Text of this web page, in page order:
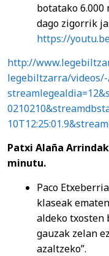
botatako
dago zigorrik
https://
http://
legebiltzarra/
Patxi Alaña Arrindak
minutu.
Paco
klaseak
aldeko txosten
gauzak zelan
azaltzeko”.